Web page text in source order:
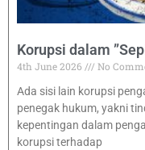
Korupsi dalam
4th June 2026
No
Ada sisi lain korupsi
penegak hukum, yakni
kepentingan dalam
korupsi terhadap